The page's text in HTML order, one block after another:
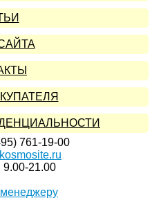
761-19-00
21.00